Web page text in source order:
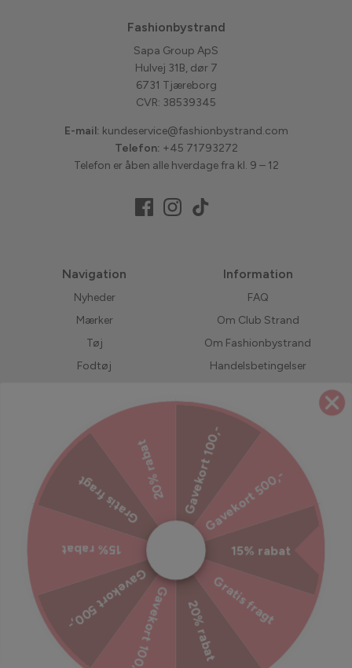
Fashionbystrand
Sapa Group ApS
Hulvej 31B, dør 7
6731 Tjæreborg
CVR: 38539345
E-mail: kundeservice@fashionbystrand.com
Telefon: +45 71793272
Telefon er åben alle hverdage fra kl. 9 – 12
Navigation
Nyheder
Mærker
Tøj
Fodtøj
Bedst solgte
Forudbestil
Information
FAQ
Om Club Strand
Om Fashionbystrand
Handelsbetingelser
LIVE shopping
Jobs hos Fashionbystrand
Refusionspolitik
Ekstra tryghed til din ordre
Tilmeld dig vores nyhedsbrev
Bliv inspireret, hold dig opdateret med vores kampagner og
meget mere!
Gavekort 100,-
Gavekort 500,-
15% rabat
Gratis fragt
20% rabat
Gavekort 100,-
Gavekort 500,-
15% rabat
Gratis fragt20% rabat